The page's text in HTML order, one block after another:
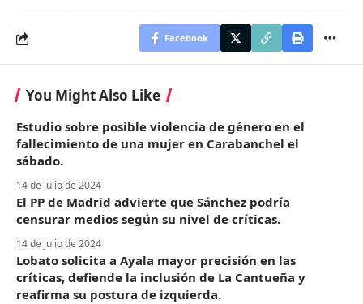
Facebook
You Might Also Like
Estudio sobre posible violencia de género en el
fallecimiento de una mujer en Carabanchel el
sábado.
14 de julio de 2024
El PP de Madrid advierte que Sánchez podría
censurar medios según su nivel de críticas.
14 de julio de 2024
Lobato solicita a Ayala mayor precisión en las
críticas, defiende la inclusión de La Cantueña y
reafirma su postura de izquierda.